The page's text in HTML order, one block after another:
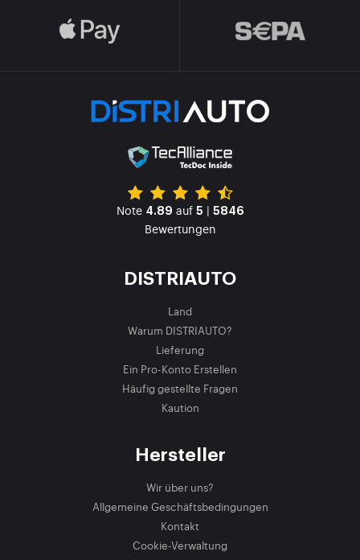
Note 4.89 auf 5 | 5846
Bewertungen
DISTRIAUTO
Land
Warum DISTRIAUTO?
Lieferung
Ein Pro-Konto Erstellen
Häufig gestellte Fragen
Kaution
Hersteller
Wir über uns?
Allgemeine Geschäftsbedingungen
Kontakt
Cookie-Verwaltung